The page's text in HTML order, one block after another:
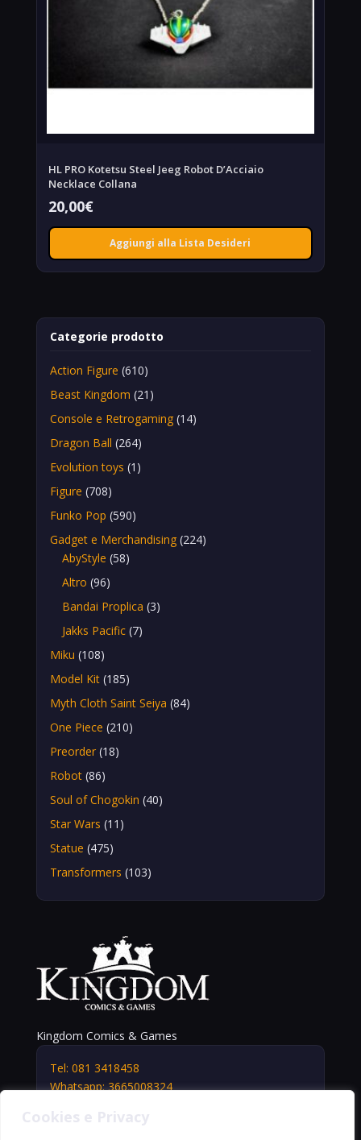
HL PRO Kotetsu Steel Jeeg Robot D’Acciaio
Necklace Collana
20,00€
Aggiungi alla Lista Desideri
Categorie prodotto
Action Figure (610)
Beast Kingdom (21)
Console e Retrogaming (14)
Dragon Ball (264)
Evolution toys (1)
Figure (708)
Funko Pop (590)
Gadget e Merchandising (224)
AbyStyle (58)
Altro (96)
Bandai Proplica (3)
Jakks Pacific (7)
Miku (108)
Model Kit (185)
Myth Cloth Saint Seiya (84)
One Piece (210)
Preorder (18)
Robot (86)
Soul of Chogokin (40)
Star Wars (11)
Statue (475)
Transformers (103)
Kingdom Comics & Games
Tel: 081 3418458
Whatsapp: 3665008324